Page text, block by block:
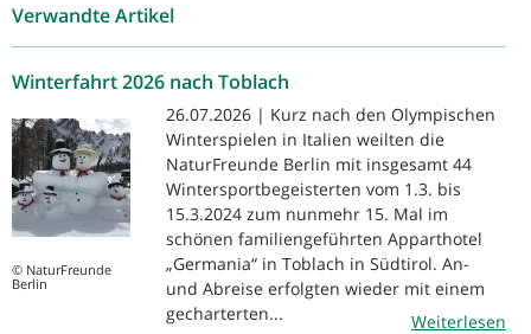
Verwandte Artikel
Winterfahrt 2026 nach Toblach
© NaturFreunde
Berlin
26.07.2026 | Kurz nach den Olympischen
Winterspielen in Italien weilten die
NaturFreunde Berlin mit insgesamt 44
Wintersportbegeisterten vom 1.3. bis
15.3.2024 zum nunmehr 15. Mal im
schönen familiengeführten Apparthotel
„Germania“ in Toblach in Südtirol. An-
und Abreise erfolgten wieder mit einem
gecharterten...
Weiterlesen